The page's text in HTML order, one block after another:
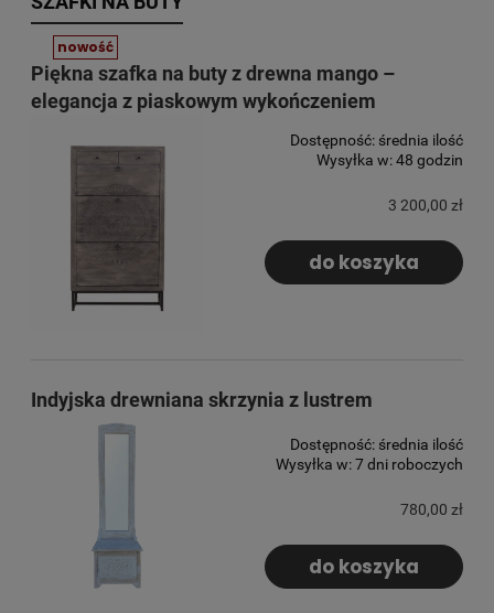
Piękna szafka na buty z drewna mango –
elegancja z piaskowym wykończeniem
Dostępność: średnia ilość
Wysyłka w:48 godzin
3 200,00 zł
do koszyka
nowość
Indyjska drewniana skrzynia z lustrem
Dostępność: średnia ilość
Wysyłka w:7 dni roboczych
780,00 zł
do koszyka